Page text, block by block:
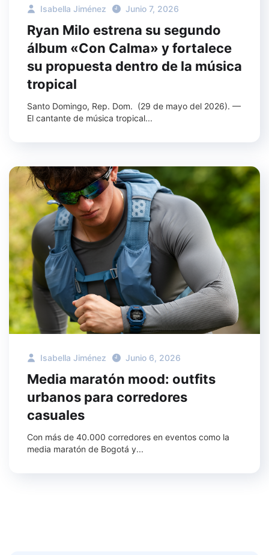
Isabella Jiménez Junio 7, 2026
Ryan Milo estrena su segundo
álbum «Con Calma» y fortalece
su propuesta dentro de la música
tropical
Santo Domingo, Rep. Dom. (29 de mayo del 2026). —
El cantante de música tropical...
Isabella Jiménez Junio 6, 2026
Media maratón mood: outfits
urbanos para corredores
casuales
Con más de 40.000 corredores en eventos como la
media maratón de Bogotá y...